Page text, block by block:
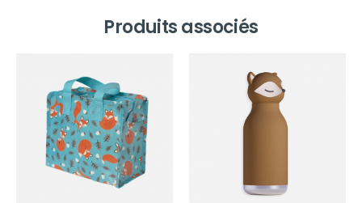
Produits associés